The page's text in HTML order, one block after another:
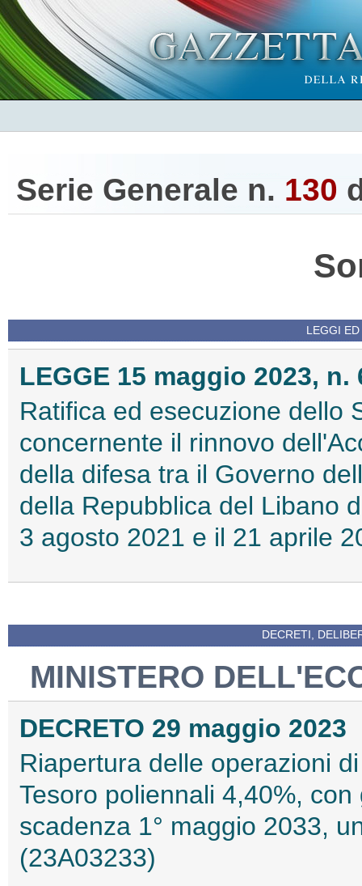
Serie Generale n. 130
LEGGI
LEGGE 15 maggio 2023, n.
Ratifica ed esecuzione dello
concernente il rinnovo
della difesa tra il Governo
della Repubblica del Libano
3 agosto 2021 e il 21 aprile
DECRETI,
MINISTERO
DECRETO 29 maggio 2023
Riapertura delle operazioni
Tesoro poliennali 4,40%,
scadenza 1° maggio 2033,
(23A03233)